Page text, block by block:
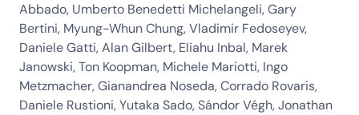
Abbado, Umberto Benedetti Michelangeli, Gary
Bertini, Myung-Whun Chung, Vladimir Fedoseyev,
Daniele Gatti, Alan Gilbert, Eliahu Inbal, Marek
Janowski, Ton Koopman, Michele Mariotti, Ingo
Metzmacher, Gianandrea Noseda, Corrado Rovaris,
Daniele Rustioni, Yutaka Sado, Sándor Végh, Jonathan